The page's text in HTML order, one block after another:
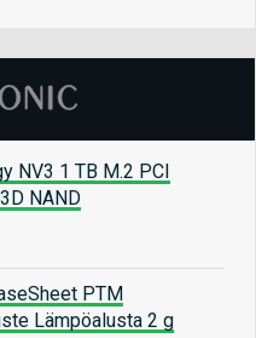
NV3 1 TB M.2 PCI
NAND
PTM
Lämpöalusta 2 g